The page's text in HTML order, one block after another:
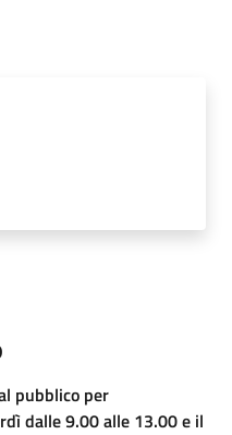
pubblico per
dalle 9.00 alle 13.00 e il